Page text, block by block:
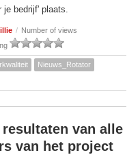
je bedrijf' plaats.
/ Number of views
Nieuws_Rotator
resultaten van alle
van het project